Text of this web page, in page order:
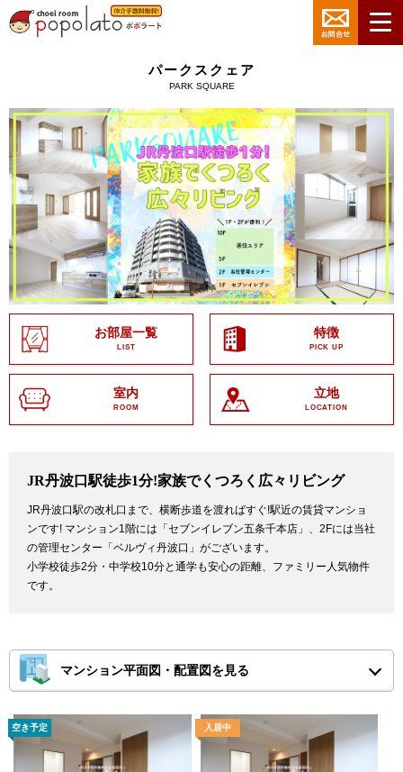
パークスクェア
PARK SQUARE
お部屋一覧
LIST
特徴
PICK UP
室内
ROOM
立地
LOCATION
JR丹波口駅徒歩1分!家族でくつろく広々リビング
JR丹波口駅の改札口まで、横断歩道を渡ればすぐ!駅近の賃貸マンショ
ンです! マンション1階には「セブンイレブン五条千本店」、2Fには当社
の管理センター「ベルヴィ丹波口」がございます。
小学校徒歩2分・中学校10分と通学も安心の距離、ファミリー人気物件
です。
マンション平面図・配置図を見る